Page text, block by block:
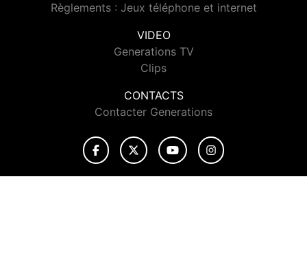
Règlements : Jeux téléphone et internet
VIDEO
Generations TV
Clips
CONTACTS
Contacter Generations